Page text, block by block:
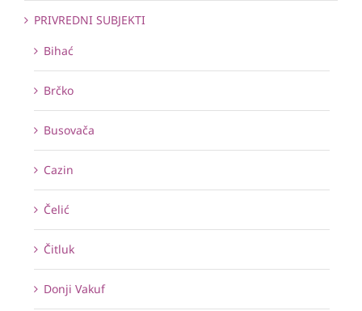
PRIVREDNI SUBJEKTI
Bihać
Brčko
Busovača
Cazin
Čelić
Čitluk
Donji Vakuf